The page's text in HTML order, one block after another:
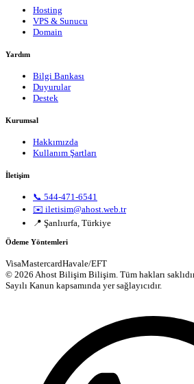
Hosting
VPS & Sunucu
Domain
Yardım
Bilgi Bankası
Duyurular
Destek
Kurumsal
Hakkımızda
Kullanım Şartları
İletişim
📞 544-471-6541
✉️ iletisim@ahost.web.tr
📍 Şanlıurfa, Türkiye
Ödeme Yöntemleri
VisaMastercardHavale/EFT
© 2026 Ahost Bilişim Bilişim. Tüm hakları
Sayılı Kanun kapsamında yer sağlayıcıdır.